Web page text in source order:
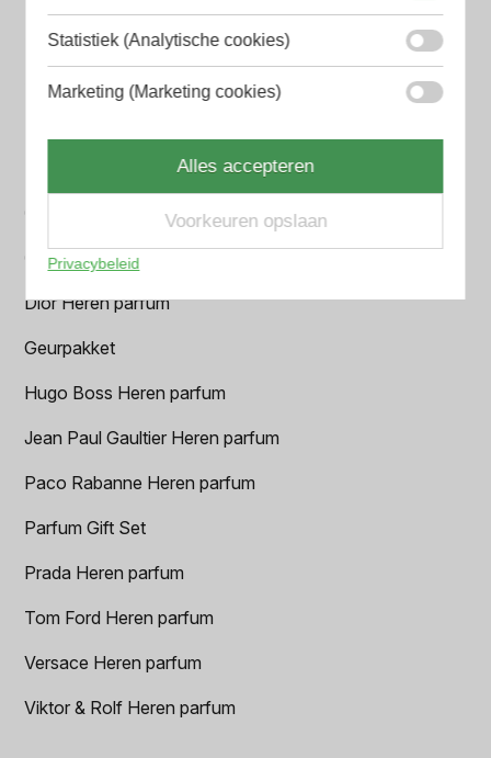
Armani Heren parfum
BVLGARI Heren parfum
Chanel Heren parfum
Creed heren parfum
Dior Heren parfum
Geurpakket
Hugo Boss Heren parfum
Jean Paul Gaultier Heren parfum
Paco Rabanne Heren parfum
Parfum Gift Set
Prada Heren parfum
Tom Ford Heren parfum
Versace Heren parfum
Viktor & Rolf Heren parfum
Statistiek (Analytische cookies)
Marketing (Marketing cookies)
Alles accepteren
Voorkeuren opslaan
Privacybeleid